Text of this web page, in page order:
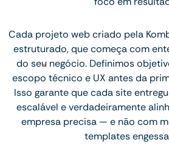
Cada projeto web criado pela
estruturado, que começa com
do seu negócio. Definimos
escopo técnico e UX antes da
Isso garante que cada site
escalável e verdadeiramente
empresa precisa — e não com
templates